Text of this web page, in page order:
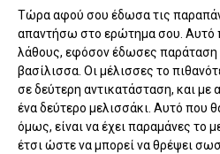
Τώρα αφού σου έδωσα τις
απαντήσω στο ερώτημα σου. Αυτό
λάθους, εφόσον έδωσες παράταση
βασίλισσα. Οι μέλισσες το
σε δεύτερη αντικατάσταση, και με
ένα δεύτερο μελισσάκι. Αυτό που
όμως, είναι να έχει παραμάνες το
έτσι ώστε να μπορεί να θρέψει